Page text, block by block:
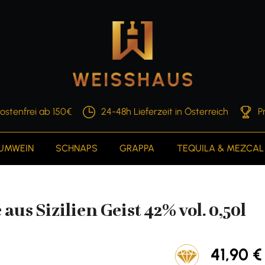
ab 150€ 24-48h Lieferzeit in Österreich
SCHNAPS GRAPPA TEQUILA & MEZCAL
Sizilien Geist 42% vol. 0,50l
41,90 €